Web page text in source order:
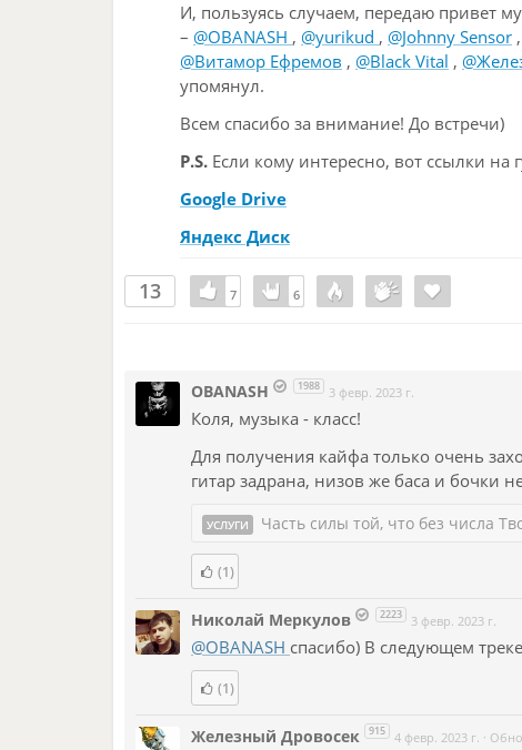
И, пользуясь случаем, передаю привет
– @OBANASH , @yurikud , @Johnny Sensor ,
@Витамор Ефремов , @Black Vital ,
упомянул.
Всем спасибо за внимание! До встречи)
P.S. Если кому интересно, вот ссылки на
Google Drive
Яндекс Диск
13 7
7 6
6
OBANASH 1988 3 февр. 2023 г.
Коля, музыка - класс!
Для получения кайфа только очень
гитар задрана, низов же баса и бочки
УСЛУГИ Часть силы той, что без числа
(1)
Николай Меркулов 2223 3 февр. 2023 г.
@OBANASH спасибо) В следующем
(1)
Железный Дровосек 915 4 февр. 2023 г. ·